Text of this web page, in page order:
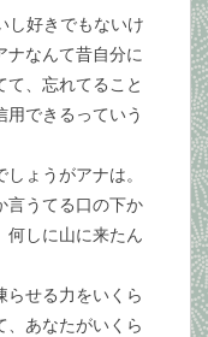
し好きでもないけ
ナなんて昔自分に
て、忘れてること
用できるっていう
ょうがアナは。
言うてる口の下か
何しに山に来たん
らせる力をいくら
、あなたがいくら